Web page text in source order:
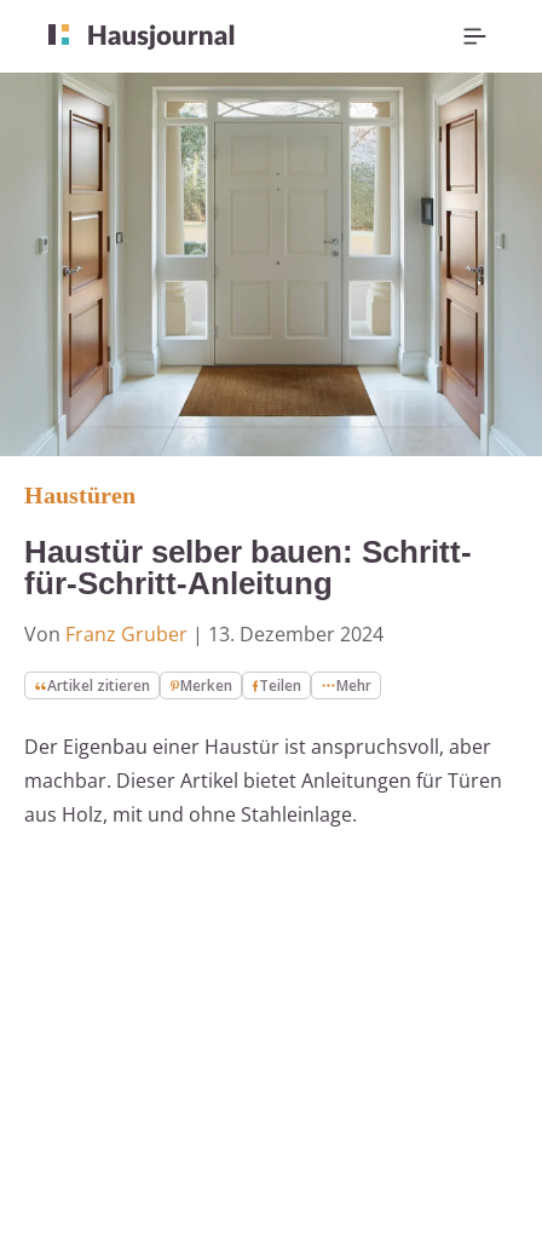
Haustüren
Haustür selber bauen: Schritt-
für-Schritt-Anleitung
Von Franz Gruber | 13. Dezember 2024
Artikel zitieren Merken Teilen Mehr
Der Eigenbau einer Haustür ist anspruchsvoll, aber
machbar. Dieser Artikel bietet Anleitungen für Türen
aus Holz, mit und ohne Stahleinlage.